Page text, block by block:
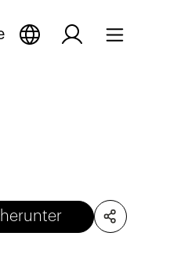
herunter